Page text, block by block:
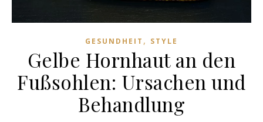
GESUNDHEIT , STYLE
Gelbe Hornhaut an den
Fußsohlen: Ursachen und
Behandlung